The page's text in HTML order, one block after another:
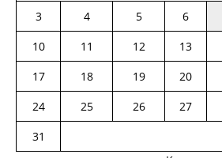
3
4 5 6
10
11 12 13
17
18 19 20
24
25 26 27
31